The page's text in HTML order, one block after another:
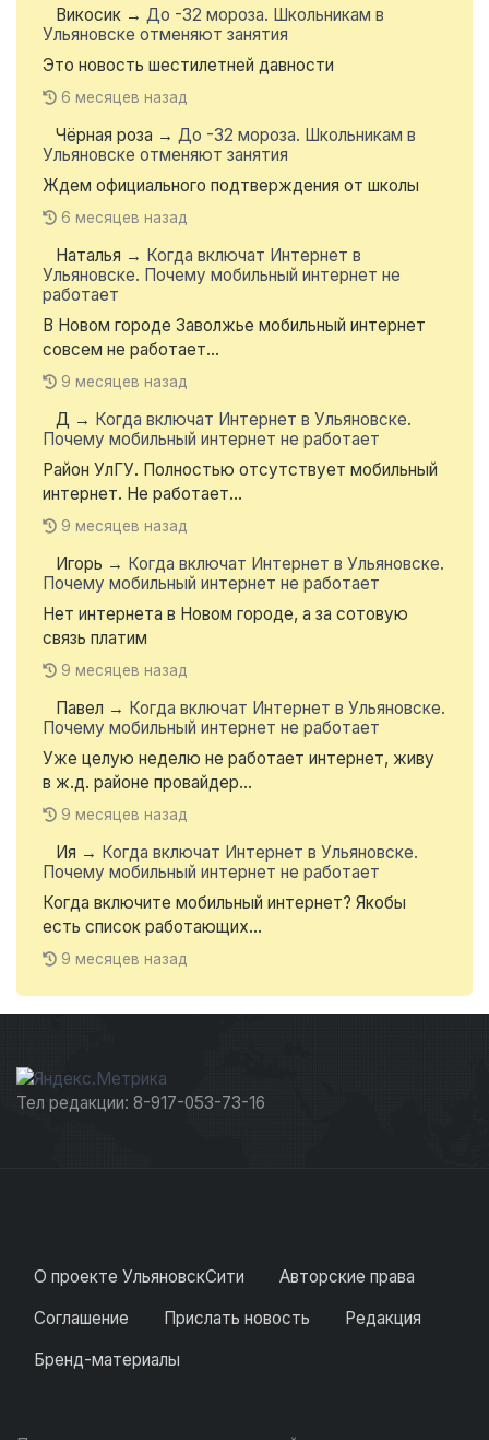
Викосик → До -32 мороза. Школьникам в
Ульяновске отменяют занятия
Это новость шестилетней давности
6 месяцев назад
Чёрная роза → До -32 мороза. Школьникам в
Ульяновске отменяют занятия
Ждем официального подтверждения от школы
6 месяцев назад
Наталья → Когда включат Интернет в
Ульяновске. Почему мобильный интернет не
работает
В Новом городе Заволжье мобильный интернет
совсем не работает...
9 месяцев назад
Д → Когда включат Интернет в Ульяновске.
Почему мобильный интернет не работает
Район УлГУ. Полностью отсутствует мобильный
интернет. Не работает...
9 месяцев назад
Игорь → Когда включат Интернет в Ульяновске.
Почему мобильный интернет не работает
Нет интернета в Новом городе, а за сотовую
связь платим
9 месяцев назад
Павел → Когда включат Интернет в Ульяновске.
Почему мобильный интернет не работает
Уже целую неделю не работает интернет, живу
в ж.д. районе провайдер...
9 месяцев назад
Ия → Когда включат Интернет в Ульяновске.
Почему мобильный интернет не работает
Когда включите мобильный интернет? Якобы
есть список работающих...
9 месяцев назад
Тел редакции: 8-917-053-73-16
О проекте УльяновскСити
Авторские права
Соглашение
Прислать новость
Редакция
Бренд-материалы